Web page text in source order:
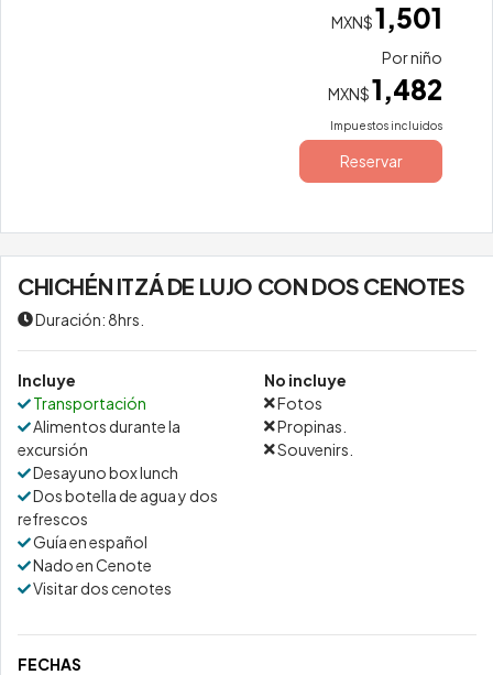
MXN$1,501
Por niño
MXN$1,482
Impuestos incluidos
Reservar
CHICHÉN ITZÁ DE LUJO CON DOS CENOTES
Duración: 8hrs.
Incluye
Transportación
Alimentos durante la
excursión
Desayuno box lunch
Dos botella de agua y dos
refrescos
Guía en español
Nado en Cenote
Visitar dos cenotes
No incluye
Fotos
Propinas.
Souvenirs.
FECHAS